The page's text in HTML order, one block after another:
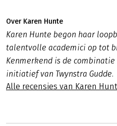
Over Karen Hunte
Karen Hunte begon haar
talentvolle academici op tot
Kenmerkend is de
initiatief van Twynstra Gudde.
Alle recensies van Karen